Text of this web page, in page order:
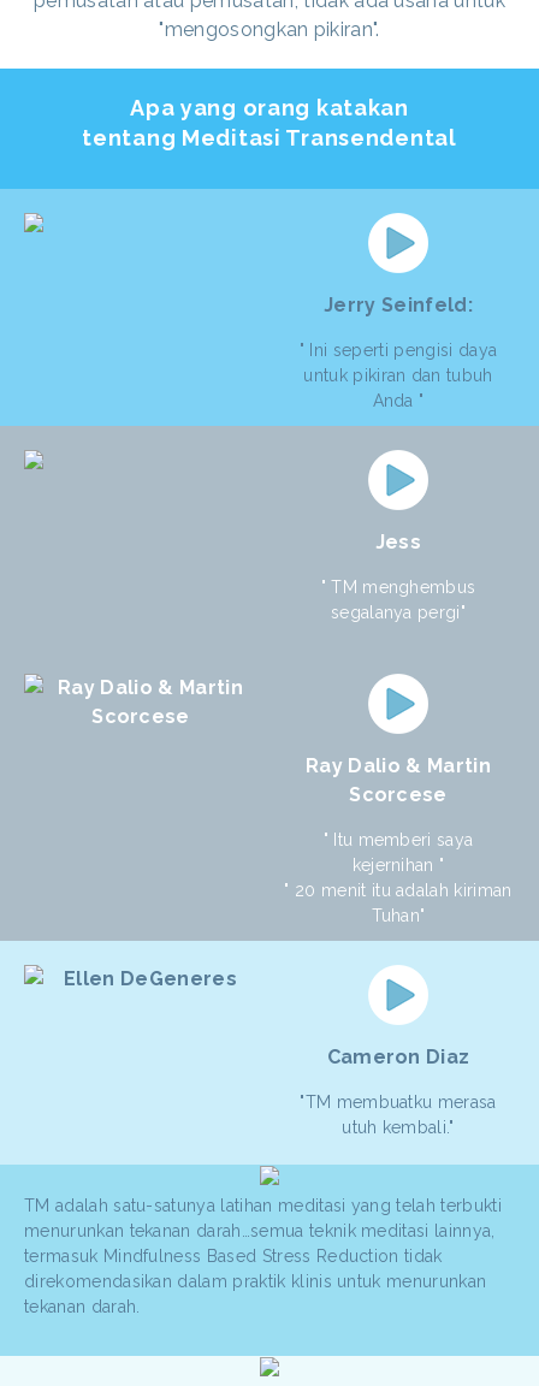
"mengosongkan pikiran".
Apa yang orang katakan
tentang Meditasi Transendental
Jerry Seinfeld:
" Ini seperti pengisi daya
untuk pikiran dan tubuh
Anda "
Jess
" TM menghembus
segalanya pergi"
Ray Dalio & Martin
Scorcese
" Itu memberi saya
kejernihan "
" 20 menit itu adalah kiriman
Tuhan"
Cameron Diaz
"TM membuatku merasa
utuh kembali."
TM adalah satu-satunya latihan meditasi yang telah terbukti
menurunkan tekanan darah…semua teknik meditasi lainnya,
termasuk Mindfulness Based Stress Reduction tidak
direkomendasikan dalam praktik klinis untuk menurunkan
tekanan darah.